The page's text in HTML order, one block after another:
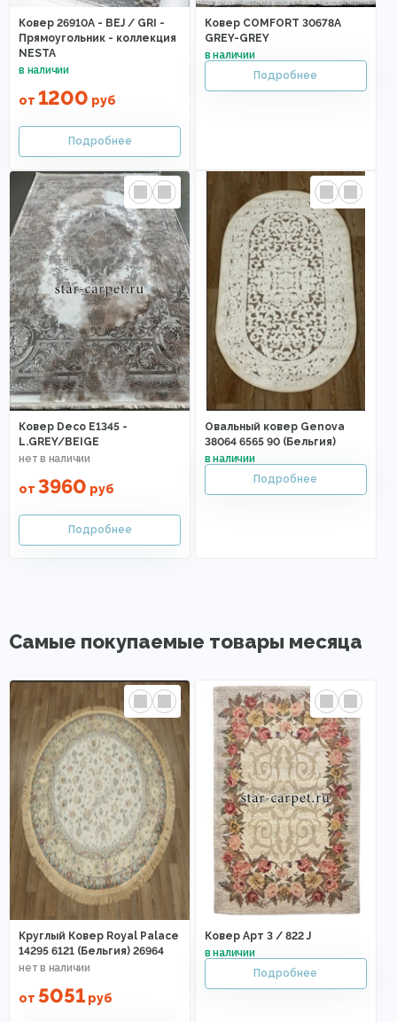
Ковер 26910A - BEJ / GRI -
Прямоугольник - коллекция
NESTA
от 1200 руб
Ковер COMFORT 30678A
GREY-GREY
Ковер Deco E1345 -
L.GREY/BEIGE
от 3960 руб
Овальный ковер Genova
38064 6565 90 (Бельгия)
Самые покупаемые товары месяца
Круглый Ковер Royal Palace
14295 6121 (Бельгия) 26964
от 5051 руб
Ковер Арт 3 / 822 J